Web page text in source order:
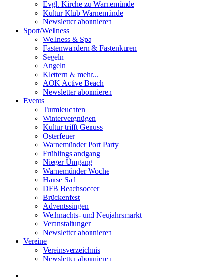
Evgl. Kirche zu Warnemünde
Kultur Klub Warnemünde
Newsletter abonnieren
Sport/Wellness
Wellness & Spa
Fastenwandern & Fastenkuren
Segeln
Angeln
Klettern & mehr...
AOK Active Beach
Newsletter abonnieren
Events
Turmleuchten
Wintervergnügen
Kultur trifft Genuss
Osterfeuer
Warnemünder Port Party
Frühlingslandgang
Nieger Ümgang
Warnemünder Woche
Hanse Sail
DFB Beachsoccer
Brückenfest
Adventssingen
Weihnachts- und Neujahrsmarkt
Veranstaltungen
Newsletter abonnieren
Vereine
Vereinsverzeichnis
Newsletter abonnieren